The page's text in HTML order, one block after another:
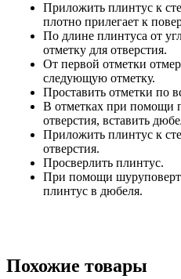
Приложить плинтус к
плотно прилегает к
По длине плинтуса от
отметку для отверстия.
От первой отметки
следующую отметку.
Проставить отметки по
В отметках при помощи
отверстия, вставить
Приложить плинтус к
отверстия.
Просверлить плинтус.
При помощи
плинтус в дюбеля.
Похожие товары